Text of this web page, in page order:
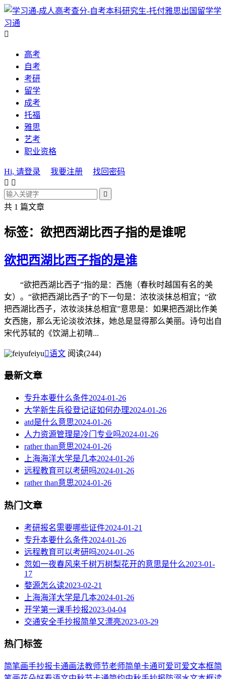
学
习通

高考
自考
考研
留学
成考
托福
雅思
艺考
职业资格
Hi, 请登录 我要注册
找回密码
 

共 1 篇文章
标签：欲把西湖比西子指的是谁呢
欲把西湖比西子指的是谁
“欲把西湖比西子”指的是：西施（春秋时越国有名的美
女）。“欲把西湖比西子”的下一句是：浓妆淡抹总相宜；“欲
把西湖比西子，浓妆淡抹总相宜”意思是：如果把西湖比作美
女西施，那么无论淡妆浓抹，她总是显得那么美丽。诗句出自
宋代苏轼的《饮湖上初晴...
feiyu语文 阅读(244)
最新文章
专升本要什么条件2024-01-26
大学新生兵役登记证如何办理2024-01-26
atd是什么意思2024-01-26
人力资源管理是冷门专业吗2024-01-26
rather than意思2024-01-26
上海海洋大学是几本2024-01-26
远程教育可以考研吗2024-01-26
rather than意思2024-01-26
热门文章
考研报名需要哪些证件2024-01-21
专升本要什么条件2024-01-26
远程教育可以考研吗2024-01-26
忽如一夜春风来千树万树梨花开的意思是什么2023-01-
17
婺源怎么读2023-02-21
上海海洋大学是几本2024-01-26
开学第一课手抄报2023-04-04
交通安全手抄报简单又漂亮2023-03-29
热门标签
简笔画手抄报卡通画法教师节老师简单卡通可爱可爱文本框简